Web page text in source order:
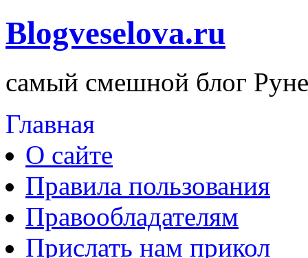
Blogveselova.ru
самый смешной блог
Главная
О сайте
Правила пользования
Правообладателям
Прислать нам прикол